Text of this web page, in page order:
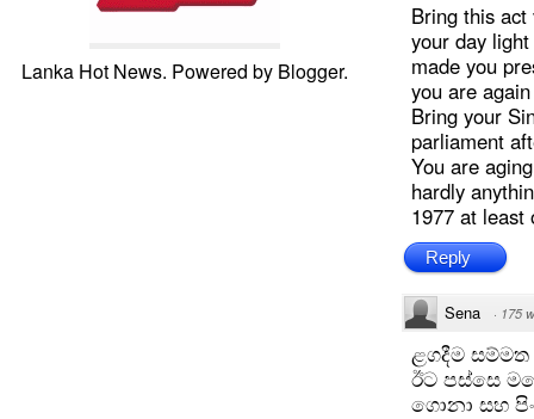
Lanka Hot News. Powered by Blogger.
Bring this
your day
made you
you are
Bring your
parliament
You are
hardly
1977 at least
Reply
Sena · 175
ළගදීම
ඊට පස්සෙ
ගොනා සහ